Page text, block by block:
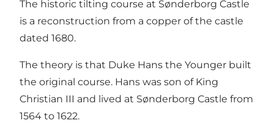
The historic tilting course at Sønderborg Castle
is a reconstruction from a copper of the castle
dated 1680.
The theory is that Duke Hans the Younger built
the original course. Hans was son of King
Christian III and lived at Sønderborg Castle from
1564 to 1622.